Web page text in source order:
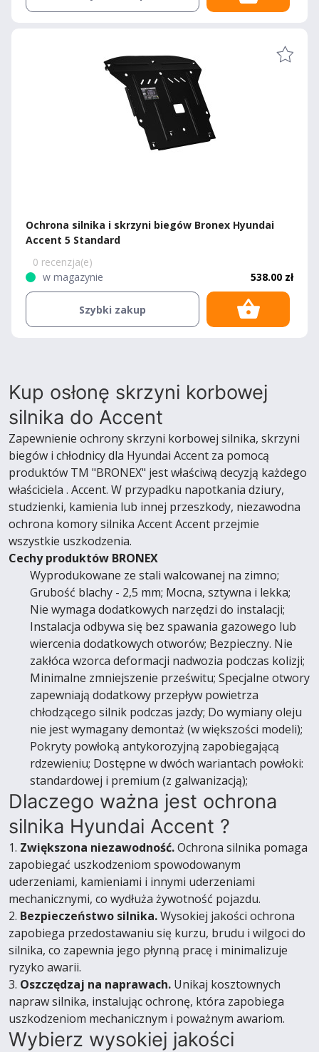
Ochrona silnika i skrzyni biegów Bronex Hyundai
Accent 5 Standard
0 recenzja(e)
w magazynie
538.00 zł
Szybki zakup
Kup osłonę skrzyni korbowej
silnika do Accent
Zapewnienie ochrony skrzyni korbowej silnika, skrzyni
biegów i chłodnicy dla Hyundai Accent za pomocą
produktów TM "BRONEX" jest właściwą decyzją każdego
właściciela . Accent. W przypadku napotkania dziury,
studzienki, kamienia lub innej przeszkody, niezawodna
ochrona komory silnika Accent Accent przejmie
wszystkie uszkodzenia.
Cechy produktów BRONEX
Wyprodukowane ze stali walcowanej na zimno;
Grubość blachy - 2,5 mm; Mocna, sztywna i lekka;
Nie wymaga dodatkowych narzędzi do instalacji;
Instalacja odbywa się bez spawania gazowego lub
wiercenia dodatkowych otworów; Bezpieczny. Nie
zakłóca wzorca deformacji nadwozia podczas kolizji;
Minimalne zmniejszenie prześwitu; Specjalne otwory
zapewniają dodatkowy przepływ powietrza
chłodzącego silnik podczas jazdy; Do wymiany oleju
nie jest wymagany demontaż (w większości modeli);
Pokryty powłoką antykorozyjną zapobiegającą
rdzewieniu; Dostępne w dwóch wariantach powłoki:
standardowej i premium (z galwanizacją);
Dlaczego ważna jest ochrona
silnika Hyundai Accent ?
1. Zwiększona niezawodność.Ochrona silnika pomaga
zapobiegać uszkodzeniom spowodowanym
uderzeniami, kamieniami i innymi uderzeniami
mechanicznymi, co wydłuża żywotność pojazdu.
2. Bezpieczeństwo silnika.Wysokiej jakości ochrona
zapobiega przedostawaniu się kurzu, brudu i wilgoci do
silnika, co zapewnia jego płynną pracę i minimalizuje
ryzyko awarii.
3. Oszczędzaj na naprawach. Unikaj kosztownych
napraw silnika, instalując ochronę, która zapobiega
uszkodzeniom mechanicznym i poważnym awariom.
Wybierz wysokiej jakości